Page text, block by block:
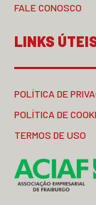
FALE CONOSCO
LINKS
POLÍTICA DE
POLÍTICA DE
TERMOS DE USO